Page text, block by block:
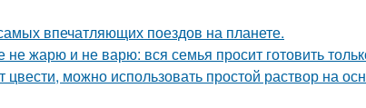
впечатляющих поездов на планете.
жарю и не варю: вся семья просит готовить
цвести, можно использовать простой раствор на